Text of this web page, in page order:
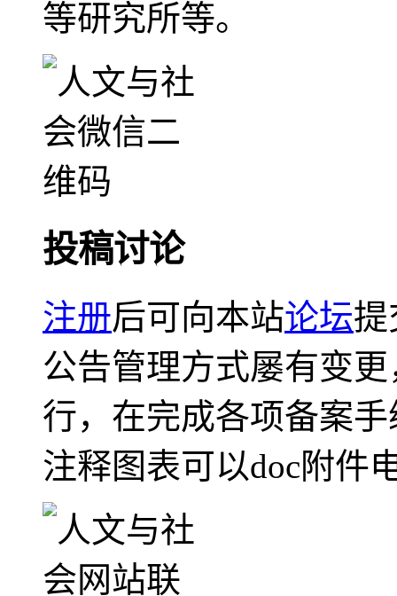
等研究所等。
投稿讨论
注册后可向本站论坛提
公告管理方式屡有变
行，在完成各项备案
注释图表可以doc附件